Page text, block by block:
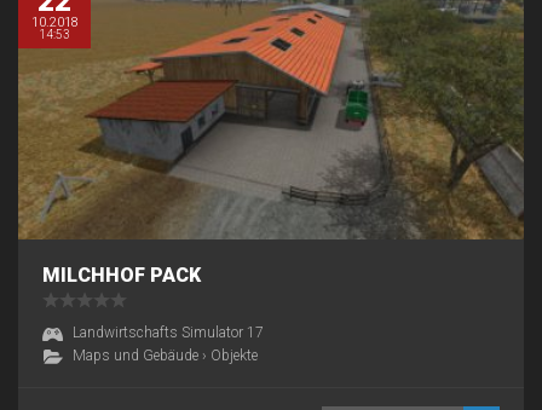
10.2018
14:53
MILCHHOF PACK
Landwirtschafts Simulator 17
Maps und Gebäude › Objekte